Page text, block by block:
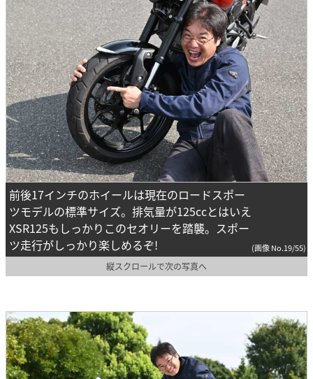
前後17インチのホイールは現在のロードスポー
ツモデルの標準サイズ。排気量が125ccとはいえ
XSR125もしっかりこのセオリーを踏襲。スポー
ツ走行がしっかり楽しめるぞ!
(画像 No.19/55)
縦スクロールで次の写真へ